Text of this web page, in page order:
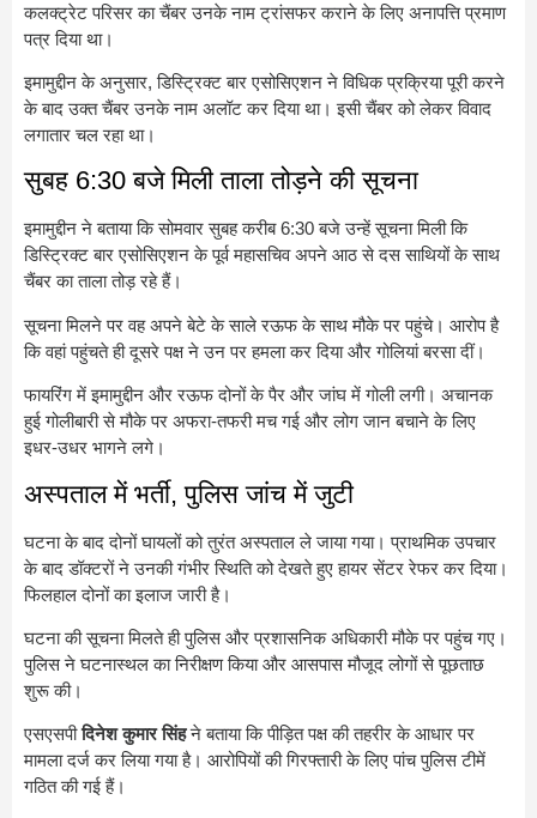
कलक्ट्रेट परिसर का चैंबर उनके नाम ट्रांसफर कराने के लिए अनापत्ति प्रमाण
पत्र दिया था।
इमामुद्दीन के अनुसार, डिस्ट्रिक्ट बार एसोसिएशन ने विधिक प्रक्रिया पूरी करने
के बाद उक्त चैंबर उनके नाम अलॉट कर दिया था। इसी चैंबर को लेकर विवाद
लगातार चल रहा था।
सुबह 6:30 बजे मिली ताला तोड़ने की सूचना
इमामुद्दीन ने बताया कि सोमवार सुबह करीब 6:30 बजे उन्हें सूचना मिली कि
डिस्ट्रिक्ट बार एसोसिएशन के पूर्व महासचिव अपने आठ से दस साथियों के साथ
चैंबर का ताला तोड़ रहे हैं।
सूचना मिलने पर वह अपने बेटे के साले रऊफ के साथ मौके पर पहुंचे। आरोप है
कि वहां पहुंचते ही दूसरे पक्ष ने उन पर हमला कर दिया और गोलियां बरसा दीं।
फायरिंग में इमामुद्दीन और रऊफ दोनों के पैर और जांघ में गोली लगी। अचानक
हुई गोलीबारी से मौके पर अफरा-तफरी मच गई और लोग जान बचाने के लिए
इधर-उधर भागने लगे।
अस्पताल में भर्ती, पुलिस जांच में जुटी
घटना के बाद दोनों घायलों को तुरंत अस्पताल ले जाया गया। प्राथमिक उपचार
के बाद डॉक्टरों ने उनकी गंभीर स्थिति को देखते हुए हायर सेंटर रेफर कर दिया।
फिलहाल दोनों का इलाज जारी है।
घटना की सूचना मिलते ही पुलिस और प्रशासनिक अधिकारी मौके पर पहुंच गए।
पुलिस ने घटनास्थल का निरीक्षण किया और आसपास मौजूद लोगों से पूछताछ
शुरू की।
एसएसपीदिनेश कुमार सिंहने बताया कि पीड़ित पक्ष की तहरीर के आधार पर
मामला दर्ज कर लिया गया है। आरोपियों की गिरफ्तारी के लिए पांच पुलिस टीमें
गठित की गई हैं।